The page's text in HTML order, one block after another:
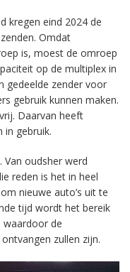
kregen eind 2024 de
Omdat
is, moest de omroep
op de multiplex in
gedeelde zender voor
gebruik kunnen maken.
Daarvan heeft
in gebruik.
oudsher werd
reden is het in heel
nieuwe auto’s uit te
tijd wordt het bereik
waardoor de
zullen zijn.